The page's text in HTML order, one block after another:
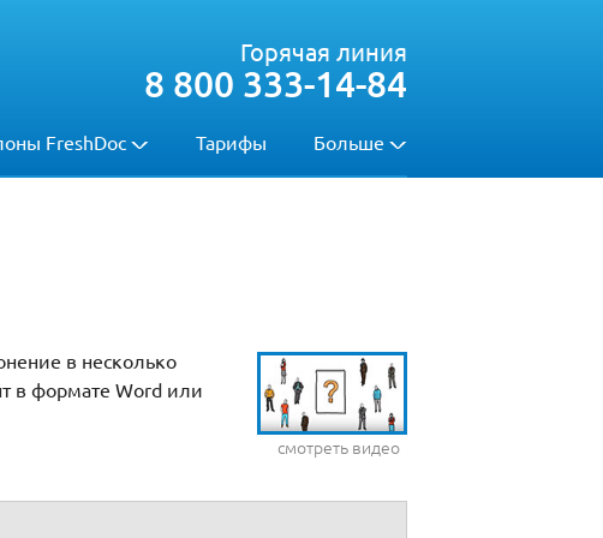
FreshDoc Тарифы Больше
Горячая линия
8 800 333-14-84
смотреть видео
в несколько
в формате Word или